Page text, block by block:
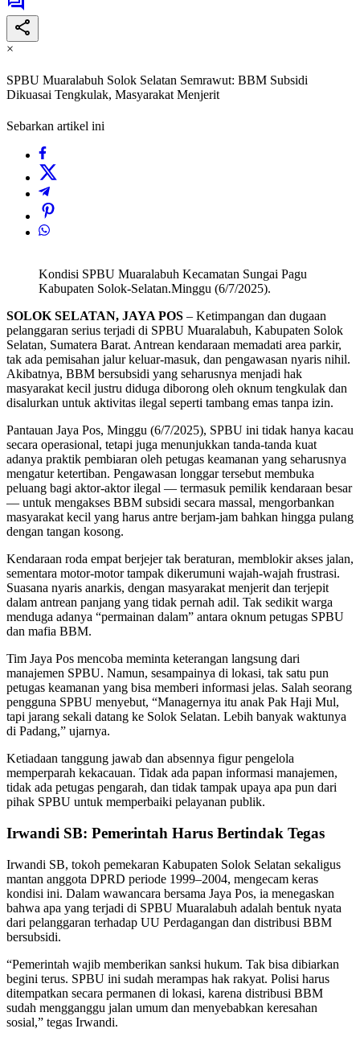
×
SPBU Muaralabuh Solok Selatan Semrawut: BBM Subsidi
Dikuasai Tengkulak, Masyarakat Menjerit
Sebarkan artikel ini
Kondisi SPBU Muaralabuh Kecamatan Sungai Pagu
Kabupaten Solok-Selatan.Minggu (6/7/2025).
SOLOK SELATAN, JAYA POS – Ketimpangan dan dugaan
pelanggaran serius terjadi di SPBU Muaralabuh, Kabupaten Solok
Selatan, Sumatera Barat. Antrean kendaraan memadati area parkir,
tak ada pemisahan jalur keluar-masuk, dan pengawasan nyaris nihil.
Akibatnya, BBM bersubsidi yang seharusnya menjadi hak
masyarakat kecil justru diduga diborong oleh oknum tengkulak dan
disalurkan untuk aktivitas ilegal seperti tambang emas tanpa izin.
Pantauan Jaya Pos, Minggu (6/7/2025), SPBU ini tidak hanya kacau
secara operasional, tetapi juga menunjukkan tanda-tanda kuat
adanya praktik pembiaran oleh petugas keamanan yang seharusnya
mengatur ketertiban. Pengawasan longgar tersebut membuka
peluang bagi aktor-aktor ilegal — termasuk pemilik kendaraan besar
— untuk mengakses BBM subsidi secara massal, mengorbankan
masyarakat kecil yang harus antre berjam-jam bahkan hingga pulang
dengan tangan kosong.
Kendaraan roda empat berjejer tak beraturan, memblokir akses jalan,
sementara motor-motor tampak dikerumuni wajah-wajah frustrasi.
Suasana nyaris anarkis, dengan masyarakat menjerit dan terjepit
dalam antrean panjang yang tidak pernah adil. Tak sedikit warga
menduga adanya “permainan dalam” antara oknum petugas SPBU
dan mafia BBM.
Tim Jaya Pos mencoba meminta keterangan langsung dari
manajemen SPBU. Namun, sesampainya di lokasi, tak satu pun
petugas keamanan yang bisa memberi informasi jelas. Salah seorang
pengguna SPBU menyebut, “Managernya itu anak Pak Haji Mul,
tapi jarang sekali datang ke Solok Selatan. Lebih banyak waktunya
di Padang,” ujarnya.
Ketiadaan tanggung jawab dan absennya figur pengelola
memperparah kekacauan. Tidak ada papan informasi manajemen,
tidak ada petugas pengarah, dan tidak tampak upaya apa pun dari
pihak SPBU untuk memperbaiki pelayanan publik.
Irwandi SB: Pemerintah Harus Bertindak Tegas
Irwandi SB, tokoh pemekaran Kabupaten Solok Selatan sekaligus
mantan anggota DPRD periode 1999–2004, mengecam keras
kondisi ini. Dalam wawancara bersama Jaya Pos, ia menegaskan
bahwa apa yang terjadi di SPBU Muaralabuh adalah bentuk nyata
dari pelanggaran terhadap UU Perdagangan dan distribusi BBM
bersubsidi.
“Pemerintah wajib memberikan sanksi hukum. Tak bisa dibiarkan
begini terus. SPBU ini sudah merampas hak rakyat. Polisi harus
ditempatkan secara permanen di lokasi, karena distribusi BBM
sudah mengganggu jalan umum dan menyebabkan keresahan
sosial,” tegas Irwandi.